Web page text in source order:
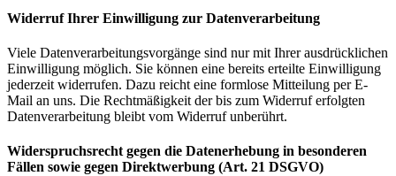
Widerruf Ihrer Einwilligung zur Datenverarbeitung
Viele Datenverarbeitungsvorgänge sind nur mit Ihrer ausdrücklichen
Einwilligung möglich. Sie können eine bereits erteilte Einwilligung
jederzeit widerrufen. Dazu reicht eine formlose Mitteilung per E-
Mail an uns. Die Rechtmäßigkeit der bis zum Widerruf erfolgten
Datenverarbeitung bleibt vom Widerruf unberührt.
Widerspruchsrecht gegen die Datenerhebung in besonderen
Fällen sowie gegen Direktwerbung (Art. 21 DSGVO)